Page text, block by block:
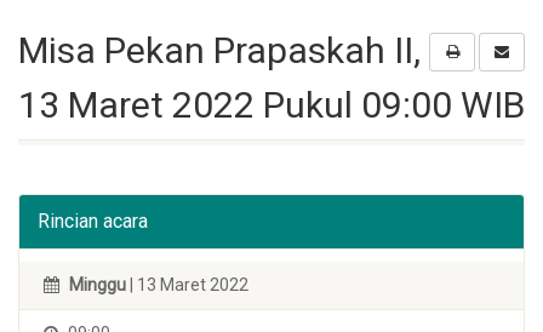
Misa Pekan Prapaskah II,
13 Maret 2022 Pukul 09:00 WIB
Rincian acara
Minggu | 13 Maret 2022